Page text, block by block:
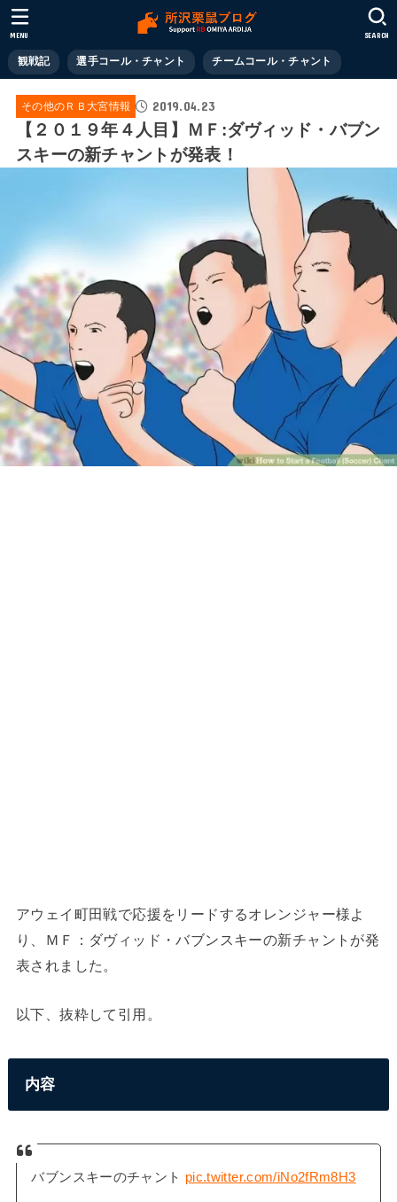
観戦記 選手コール・チャント チームコール・チャント
SEARCH
MENU
その他のＲＢ大宮情報 2019.04.23
【２０１９年４人目】ＭＦ:ダヴィッド・バブン
スキーの新チャントが発表！
アウェイ町田戦で応援をリードするオレンジャー様よ
り、ＭＦ：ダヴィッド・バブンスキーの新チャントが発
表されました。
以下、抜粋して引用。
内容
バブンスキーのチャント pic.twitter.com/iNo2fRm8H3